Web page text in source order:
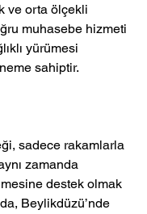
ve orta ölçekli
muhasebe hizmeti
yürümesi
sahiptir.
sadece rakamlarla
zamanda
destek olmak
Beylikdüzü’nde